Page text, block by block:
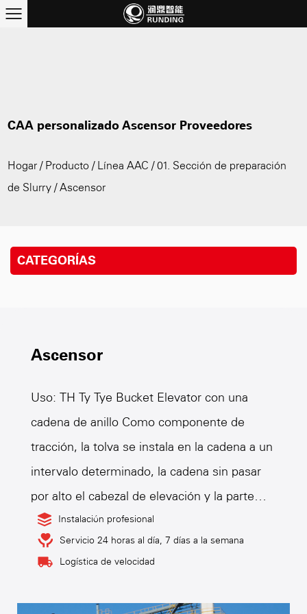
CAA personalizado Ascensor Proveedores
Hogar / Producto / Línea AAC /01. Sección de preparación
de Slurry /Ascensor
CATEGORÍAS
Ascensor
Uso: TH Ty Tye Bucket Elevator con una
cadena de anillo Como componente de
tracción, la tolva se instala en la cadena a un
intervalo determinado, la cadena sin pasar
por alto el cabezal de elevación y la parte
inferior de la rueda dentada de transmisión,
formando un sistema de anillo cerrado con
una rama cargada elevada y una rama
Instalación profesional
Servicio 24 horas al día, 7 días a la semana
Logística de velocidad